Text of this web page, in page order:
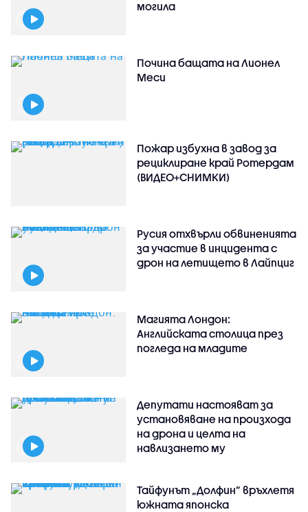
могила
Почина бащата на Лионел
Меси
Пожар избухна в завод за
рециклиране край Ротердам
(ВИДЕО+СНИМКИ)
Русия отхвърли обвиненията
за участие в инцидента с
дрон на летището в Лайпциг
Магията Лондон:
Английската столица през
погледа на младите
Депутати настояват за
установяване на произхода
на дрона и целта на
навлизането му
Тайфунът „Долфин” връхлетя
южната японска